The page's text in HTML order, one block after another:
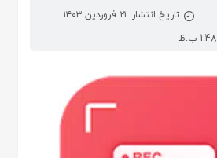
تاریخ انتشار: ۲۱ فروردین ۱۴۰۳